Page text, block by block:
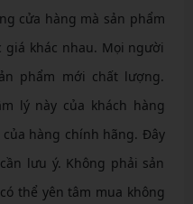
cửa hàng mà sản phẩm
khác nhau. Mọi người
phẩm mới chất lượng.
lý này của khách hàng
hàng chính hãng. Đây
lưu ý. Không phải sản
thể yên tâm mua không